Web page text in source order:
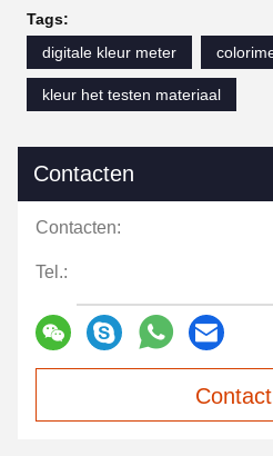
Tags:
digitale kleur meter
kleur het testen materiaal
Contacten
Contacten:
Tel.: